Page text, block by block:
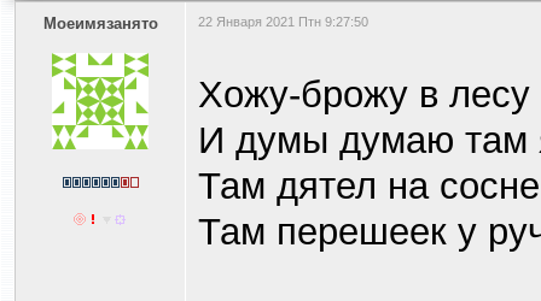
Моеимязанято 22 Января 2021 Птн 9:27:50
Хожу-брожу в
И думы думаю там
Там дятел на
Там перешеек у